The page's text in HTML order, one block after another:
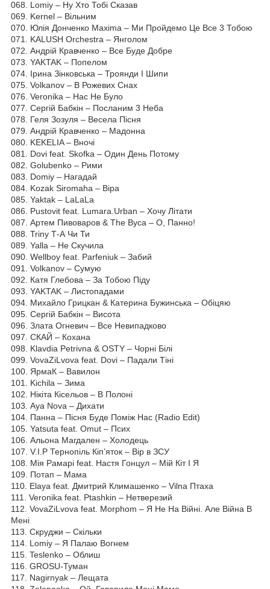
068. Lomiy – Ну Хто Тобі Сказав
069. Kernel – Вільним
070. Юлія Донченко Maxima – Ми Пройдемо Це Все 3 Тобою
071. KALUSH Orchestra – Янголом
072. Андрій Кравченко – Все Буде Добре
073. YAKTAK – Попелом
074. Ірина Зінковська – Троянди І Шипи
075. Volkanov – В Рожевих Снах
076. Veronika – Нас Не Було
077. Сергій Бабкін – Посланим 3 Неба
078. Геля Зозуля – Весела Пісня
079. Андрій Кравченко – Мадонна
080. KEKELIA – Вночі
081. Dovi feat. Skofka – Один День Потому
082. Golubenko – Рими
083. Domiy – Нагадай
084. Kozak Siromaha – Віра
085. Yaktak – LaLaLa
086. Pustovit feat. Lumara.Urban – Хочу Літати
087. Артем Пивоваров & The Вуса – О, Панно!
088. Triny Т-А Чи Ти
089. Yalla – Не Скучила
090. Wellboy feat. Parfeniuk – Забий
091. Volkanov – Сумую
092. Катя Глебова – За Тобою Піду
093. YAKTAK – Листопадами
094. Михайло Грицкан & Катерина Бужинська – Обіцяю
095. Сергій Бабкін – Висота
096. Злата Огневич – Все Невипадково
097. СКАЙ – Кохана
098. Klavdia Petrivna & OSTY – Чорні Білі
099. VovaZiLvova feat. Dovi – Падали Тіні
100. ЯрмаК – Вавилон
101. Kichila – Зима
102. Нікіта Кісельов – В Полоні
103. Aya Nova – Дихати
104. Панна – Пісня Буде Поміж Нас (Radio Edit)
105. Yatsuta feat. Omut – Псих
106. Альона Магдален – Холодець
107. V.I.P Тернопіль Кіп’яток – Вір в ЗСУ
108. Мія Рамарі feat. Настя Гонцул – Мій Кіт І Я
109. Потап – Мама
110. Elaya feat. Дмитрий Климашенко – Vilna Птаха
111. Veronika feat. Ptashkin – Нетверезий
112. VovaZiLvova feat. Morphom – Я He На Війні. Але Війна В
Мені
113. Скруджи – Скільки
114. Lomiy – Я Палаю Вогнем
115. Teslenko – Облиш
116. GROSU-Туман
117. Nagirnyak – Лещата